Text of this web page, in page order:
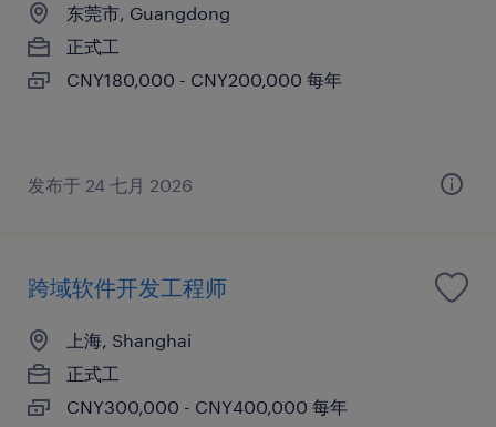
东莞市, Guangdong
正式工
CNY180,000 - CNY200,000 每年
发布于 24 七月 2026
跨域软件开发工程师
上海, Shanghai
正式工
CNY300,000 - CNY400,000 每年